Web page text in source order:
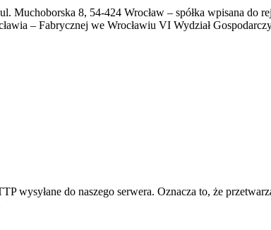
8, 54-424 Wrocław – spółka wpisana do
– Fabrycznej we Wrocławiu VI Wydział
wysyłane do naszego serwera. Oznacza to, że